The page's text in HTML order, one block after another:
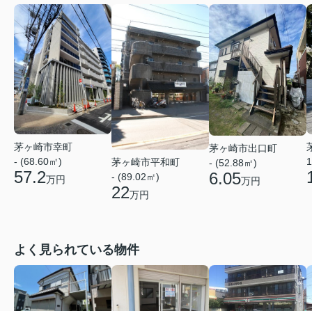
茅ヶ崎市幸町
- (68.60㎡)
57.2万円
茅ヶ崎市平和町
- (89.02㎡)
22万円
茅ヶ崎市出口町
- (52.88㎡)
6.05万円
よく見られている物件